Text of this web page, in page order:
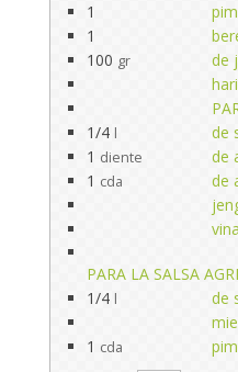
1
1
100 gr de
1/4 l
de
1 diente de
1 cda
de
PARA LA SALSA
1/4 l
de
1 cda